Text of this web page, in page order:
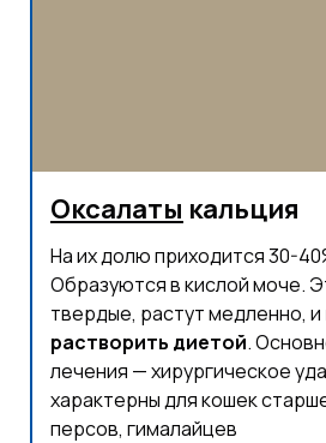
Оксалаты кальция
На их долю приходится 30-
Образуются в кислой моче.
твердые, растут медленно, и
растворить диетой.
лечения — хирургическое
характерны для кошек
персов, гималайцев